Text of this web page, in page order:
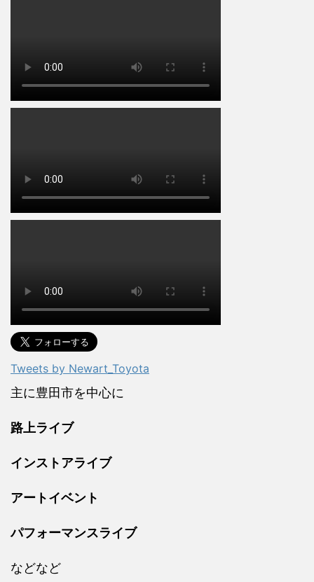
Tweets by Newart_Toyota
主に豊田市を中心に
路上ライブ
インストアライブ
アートイベント
パフォーマンスライブ
などなど